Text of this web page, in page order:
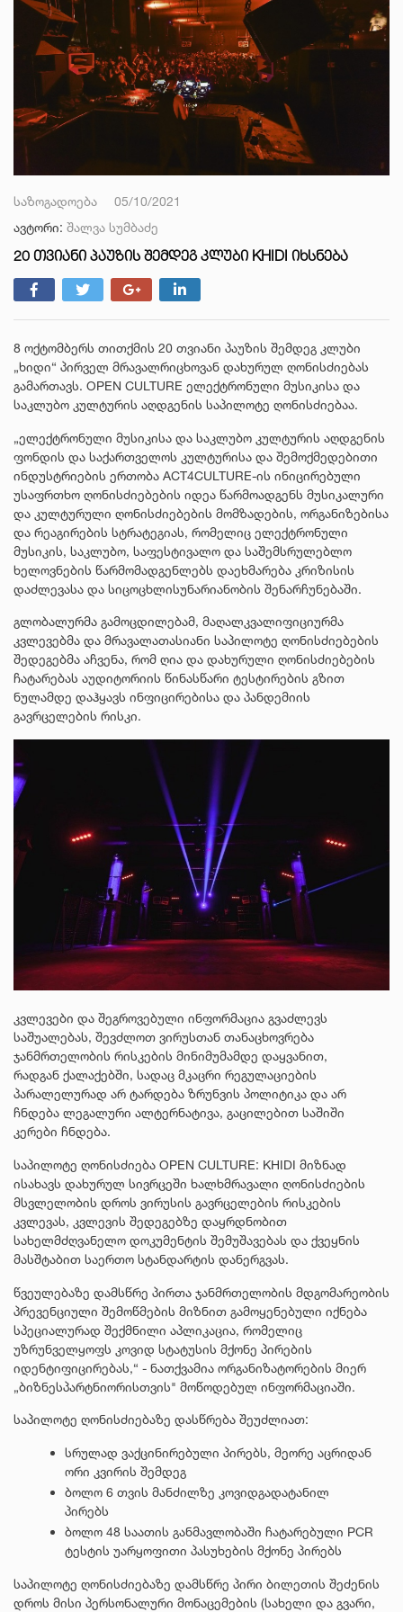
საზოგადოება
05/10/2021
ავტორი: შალვა სუმბაძე
20 ᲗᲕᲘᲐᲜᲘ ᲞᲐᲣᲖᲘᲡ ᲨᲔᲛᲓᲔᲒ ᲙᲚᲣᲑᲘ KHIDI ᲘᲮᲡᲜᲔᲑᲐ
8 ოქტომბერს თითქმის 20 თვიანი პაუზის შემდეგ კლუბი
„ხიდი“ პირველ მრავალრიცხოვან დახურულ ღონისძიებას
გამართავს. OPEN CULTURE ელექტრონული მუსიკისა და
საკლუბო კულტურის აღდგენის საპილოტე ღონისძიებაა.
„ელექტრონული მუსიკისა და საკლუბო კულტურის აღდგენის
ფონდის და საქართველოს კულტურისა და შემოქმედებითი
ინდუსტრიების ერთობა ACT4CULTURE-ის ინიცირებული
უსაფრთხო ღონისძიებების იდეა წარმოადგენს მუსიკალური
და კულტურული ღონისძიებების მომზადების, ორგანიზებისა
და რეაგირების სტრატეგიას, რომელიც ელექტრონული
მუსიკის, საკლუბო, საფესტივალო და საშემსრულებლო
ხელოვნების წარმომადგენლებს დაეხმარება კრიზისის
დაძლევასა და სიცოცხლისუნარიანობის შენარჩუნებაში.
გლობალურმა გამოცდილებამ, მაღალკვალიფიციურმა
კვლევებმა და მრავალათასიანი საპილოტე ღონისძიებების
შედეგებმა აჩვენა, რომ ღია და დახურული ღონისძიებების
ჩატარებას აუდიტორიის წინასწარი ტესტირების გზით
ნულამდე დაჰყავს ინფიცირებისა და პანდემიის
გავრცელების რისკი.
კვლევები და შეგროვებული ინფორმაცია გვაძლევს
საშუალებას, შევძლოთ ვირუსთან თანაცხოვრება
ჯანმრთელობის რისკების მინიმუმამდე დაყვანით,
რადგან ქალაქებში, სადაც მკაცრი რეგულაციების
პარალელურად არ ტარდება ზრუნვის პოლიტიკა და არ
ჩნდება ლეგალური ალტერნატივა, გაცილებით საშიში
კერები ჩნდება.
საპილოტე ღონისძიება OPEN CULTURE: KHIDI მიზნად
ისახავს დახურულ სივრცეში ხალხმრავალი ღონისძიების
მსვლელობის დროს ვირუსის გავრცელების რისკების
კვლევას, კვლევის შედეგებზე დაყრდნობით
სახელმძღვანელო დოკუმენტის შემუშავებას და ქვეყნის
მასშტაბით საერთო სტანდარტის დანერგვას.
წვეულებაზე დამსწრე პირთა ჯანმრთელობის მდგომარეობის
პრევენციული შემოწმების მიზნით გამოყენებული იქნება
სპეციალურად შექმნილი აპლიკაცია, რომელიც
უზრუნველყოფს კოვიდ სტატუსის მქონე პირების
იდენტიფიცირებას,“ - ნათქვამია ორგანიზატორების მიერ
„ბიზნესპარტნიორისთვის" მოწოდებულ ინფორმაციაში.
საპილოტე ღონისძიებაზე დასწრება შეუძლიათ:
სრულად ვაქცინირებული პირებს, მეორე აცრიდან
ორი კვირის შემდეგ
ბოლო 6 თვის მანძილზე კოვიდგადატანილ
პირებს
ბოლო 48 საათის განმავლობაში ჩატარებული PCR
ტესტის უარყოფითი პასუხების მქონე პირებს
საპილოტე ღონისძიებაზე დამსწრე პირი ბილეთის შეძენის
დროს მისი პერსონალური მონაცემების (სახელი და გვარი,